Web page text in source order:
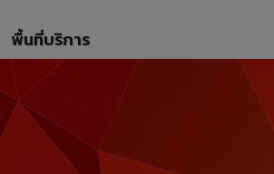
พื้นที่บริการ